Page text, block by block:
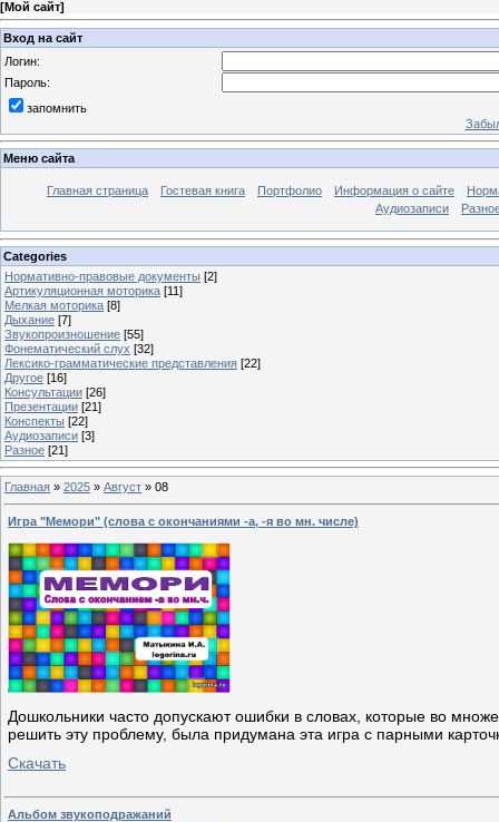
[Мой сайт]
Вход на сайт
Логин:
Пароль:
запомнить
Меню сайта
Главная страница Гостевая книга Портфолио Информация о сайте
Аудиозаписи
Categories
Нормативно-правовые документы [2]
Артикуляционная моторика [11]
Мелкая моторика [8]
Дыхание [7]
Звукопроизношение [55]
Фонематический слух [32]
Лексико-грамматические представления [22]
Другое [16]
Консультации [26]
Презентации [21]
Конспекты [22]
Аудиозаписи [3]
Разное [21]
Главная » 2025 » Август » 08
Игра "Мемори" (слова с окончаниями -а, -я во мн. числе)
Дошкольники часто допускают ошибки в словах, которые во
решить эту проблему, была придумана эта игра с парными
Скачать
Альбом звукоподражаний